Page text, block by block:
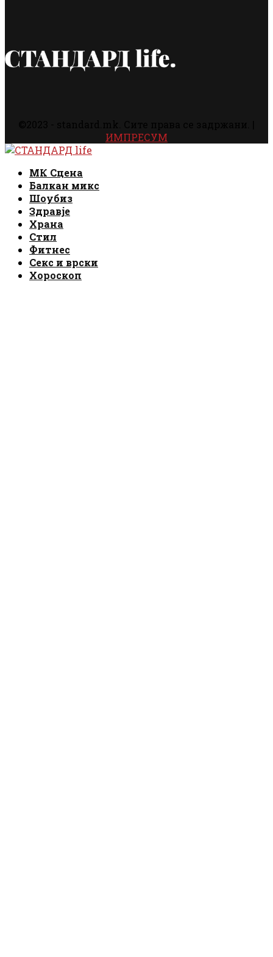
ИМПРЕСУМ
Facebook
Instagram
Email
Rss
МК Сцена
Балкан микс
Шоубиз
Здравје
Храна
Стил
Фитнес
Секс и врски
Хороскоп